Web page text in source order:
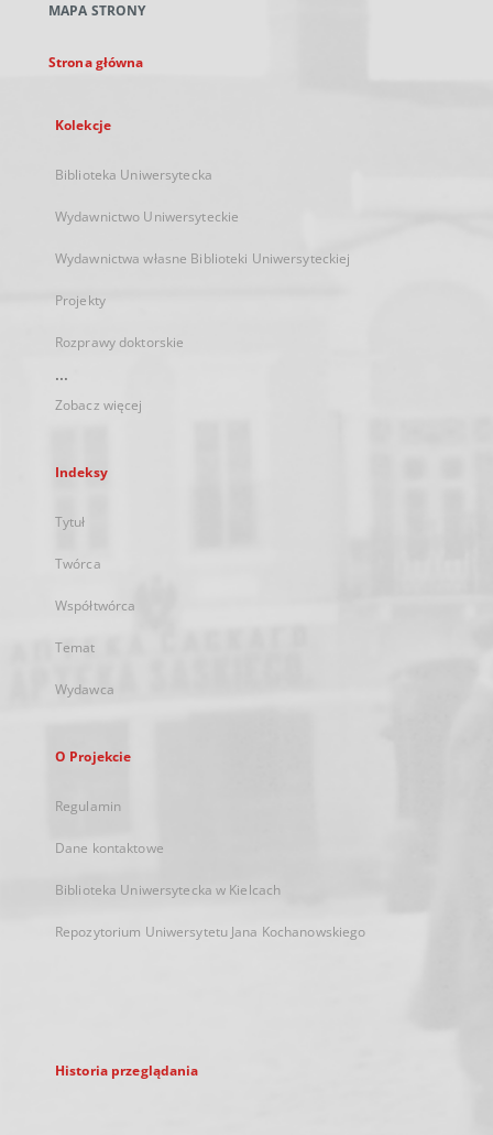
karcie
MAPA STRONY
Strona główna
Kolekcje
Biblioteka Uniwersytecka
Wydawnictwo Uniwersyteckie
Wydawnictwa własne Biblioteki Uniwersyteckiej
Projekty
Rozprawy doktorskie
...
Zobacz więcej
Indeksy
Tytuł
Twórca
Współtwórca
Temat
Wydawca
O Projekcie
Regulamin
Dane kontaktowe
Biblioteka Uniwersytecka w Kielcach
Repozytorium Uniwersytetu Jana Kochanowskiego
Historia przeglądania